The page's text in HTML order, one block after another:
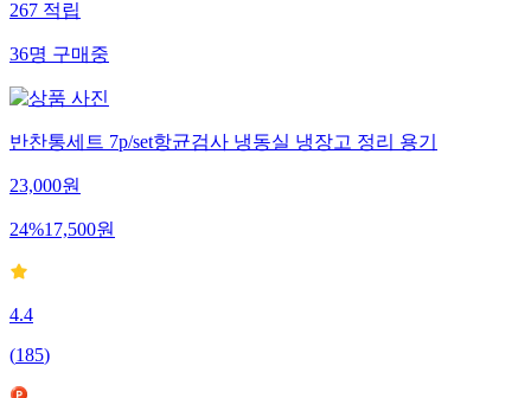
267적립
36명구매중
반찬통세트 7p/set항균검사 냉동실 냉장고 정리 용기
23,000원
24%17,500원
4.4
(185)